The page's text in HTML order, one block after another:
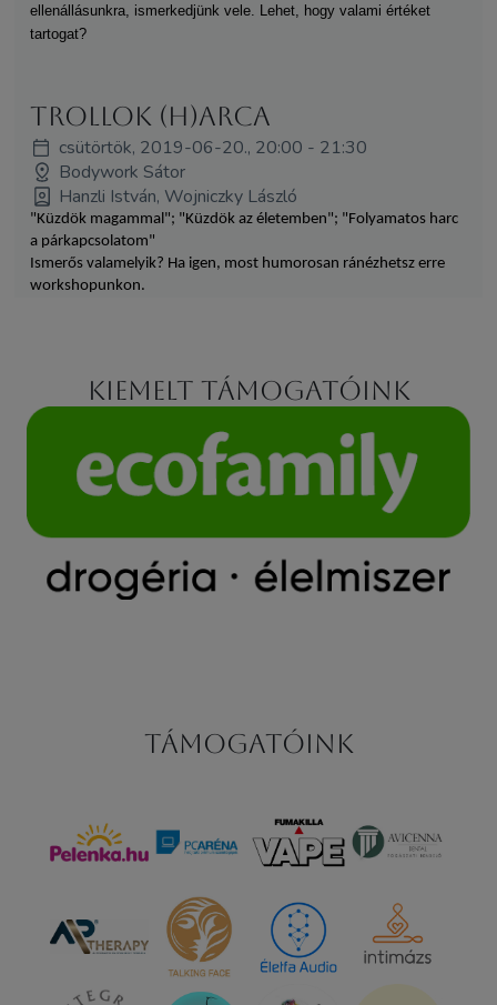
ellenállásunkra, ismerkedjünk vele. Lehet, hogy valami értéket
tartogat?
Trollok (h)arca
csütörtök, 2019-06-20., 20:00 - 21:30
Bodywork Sátor
Hanzli István, Wojniczky László
"Küzdök magammal"; "Küzdök az életemben"; "Folyamatos harc
a párkapcsolatom"
Ismerős valamelyik? Ha igen, most humorosan ránézhetsz erre
workshopunkon.
Kiemelt támogatóink
Támogatóink